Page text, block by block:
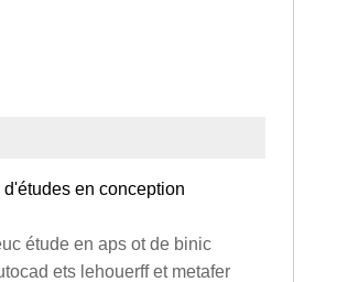
en conception
étude en aps ot de binic
ets lehouerff et metafer